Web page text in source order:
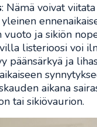
: Nämä voivat
ja sikiön
listerioosi voi
päänsärkyä ja
aikana
tai sikiövaurion.